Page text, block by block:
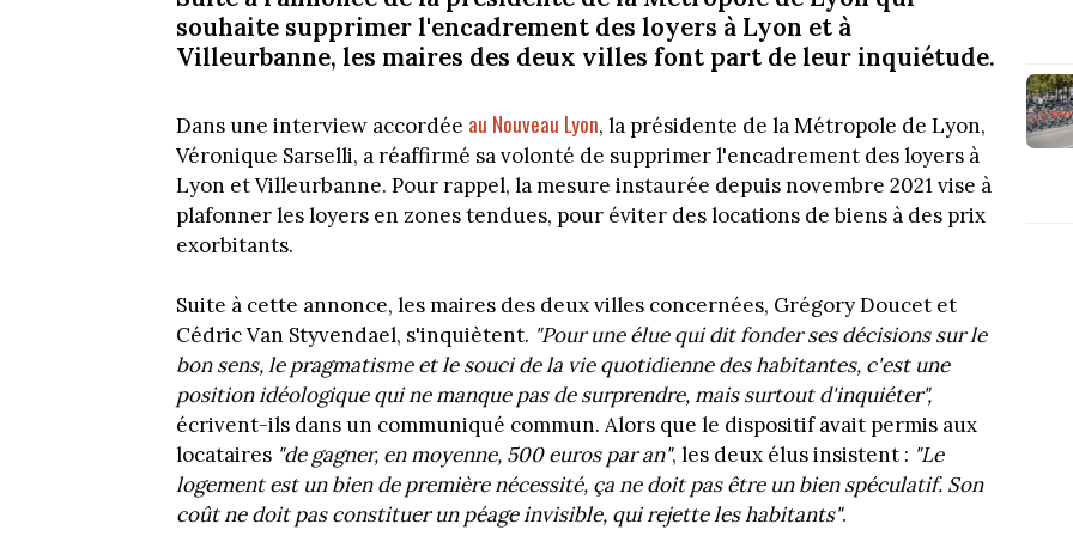
souhaite supprimer l'encadrement des loyers à Lyon et à
Villeurbanne, les maires des deux villes font part de leur inquiétude.
Dans une interview accordée au Nouveau Lyon, la présidente de la Métropole de Lyon,
Véronique Sarselli, a réaffirmé sa volonté de supprimer l'encadrement des loyers à
Lyon et Villeurbanne. Pour rappel, la mesure instaurée depuis novembre 2021 vise à
plafonner les loyers en zones tendues, pour éviter des locations de biens à des prix
exorbitants.
Suite à cette annonce, les maires des deux villes concernées, Grégory Doucet et
Cédric Van Styvendael, s'inquiètent. "Pour une élue qui dit fonder ses décisions sur le
bon sens, le pragmatisme et le souci de la vie quotidienne des habitantes, c'est une
position idéologique qui ne manque pas de surprendre, mais surtout d'inquiéter",
écrivent-ils dans un communiqué commun. Alors que le dispositif avait permis aux
locataires "de gagner, en moyenne, 500 euros par an", les deux élus insistent : "Le
logement est un bien de première nécessité, ça ne doit pas être un bien spéculatif. Son
coût ne doit pas constituer un péage invisible, qui rejette les habitants".